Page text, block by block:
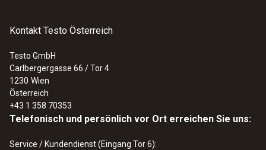
:0572 2022
testo 160 E - Online-Datenlogger mit 2
Anschlüssen zur Verwendung von
externer Sensorik
€ 277,00
€ 332,40
Kontakt Testo Österreich
Testo GmbH
Carlbergergasse 66 / Tor 4
1230 Wien
Österreich
+43 1 358 70353
Telefonisch und persönlich vor Ort erreichen Sie uns:
Service / Kundendienst (Eingang Tor 6):